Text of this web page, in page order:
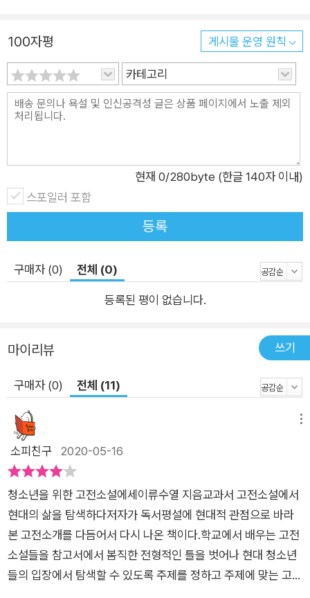
로 문제를 해결한 이유와 「화왕계」 속 할미꽃 같은 존재가 우리
사회에 필요한 이유를 생각해 본다. 4장 ‘국민으로 산다는 것’에
서는 「황새결송」의 황새 판사를 보며 국가가 만든 법의 이중성을,
「적벽가」,「홍길동전」을 읽으며 충성심이 기만당하고 초인적인 영
웅마저 바꾸지 못한 국가와 사회의 관습과 장벽을 성찰한다. 202
이고 비판적으로 사고하는 힘을 기르는 일이 더욱 중요해졌다. 류
수열 교수는 청소년들이 이 책을 통해 “소설을 읽는 눈과 인간을
보는 눈, 세상을 살피는 눈이 한층 밝아”지기를 바란다고 하며 스
스로 생각의 근육을 키울 수 있도록 돕는다. 또한 이 책은 낯설고
과 더 진솔한 문학적 교감을 나누고 싶은 교사와 학부모에게도 좋
100자평 게시물 운영 원칙
카테고리
현재 0/280byte (한글 140자 이내)
스포일러 포함
등록
구매자 (0) 전체 (0)
등록된 평이 없습니다.
마이리뷰 쓰기
구매자 (0) 전체 (11)
소피친구 2020-05-16
청소년을 위한 고전소설에세이류수열 지음교과서 고전소설에서
현대의 삶을 탐색하다저자가 독서평설에 현대적 관점으로 바라
본 고전소개를 다듬어서 다시 나온 책이다.학교에서 배우는 고전
소설들을 참고서에서 봄직한 전형적인 틀을 벗어나 현대 청소년
들의 입장에서 탐색할 수 있도록 주제를 정하고 주제에 맞는 고전